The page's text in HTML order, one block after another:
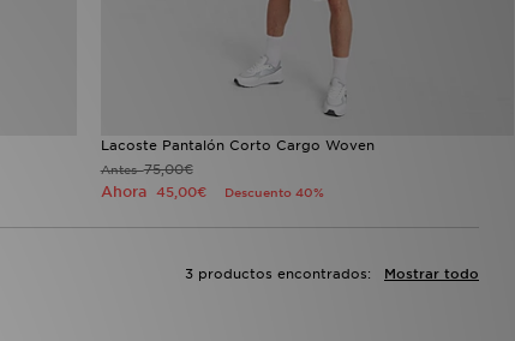
Lacoste Pantalón Corto Cargo Woven
Antes75,00€
Ahora 45,00€ Descuento 40%
Mostrar todo
3 productos encontrados: